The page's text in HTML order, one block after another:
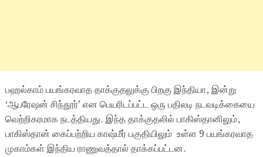
பஹல்காம் பயங்கரவாத தாக்குதலுக்கு பிறகு இந்தியா, இன்று
‘ஆபரேஷன் சிந்தூர்’ என பெயரிடப்பட்ட ஒரு பதிலடி நடவடிக்கையை
வெற்றிகரமாக நடத்தியது. இந்த தாக்குதலில் பாகிஸ்தானிலும்,
பாகிஸ்தான் கைப்பற்றிய காஷ்மீர் பகுதியிலும் உள்ள 9 பயங்கரவாத
முகாம்கள் இந்திய ராணுவத்தால் தாக்கப்பட்டன.